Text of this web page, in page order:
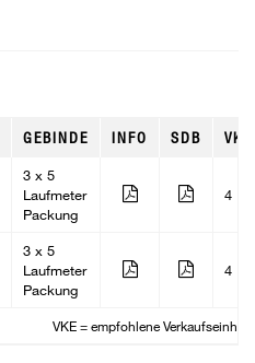
GEBINDE INFO SDB VKE
3 x 5
Laufmeter
Packung
4
3 x 5
Laufmeter
Packung
4
VKE = empfohlene Verkaufseinheit